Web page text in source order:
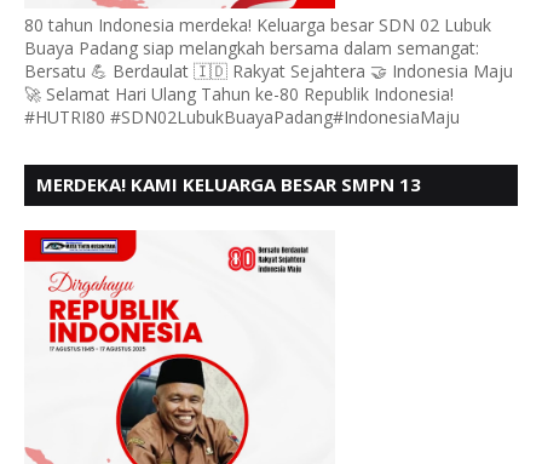
80 tahun Indonesia merdeka! Keluarga besar SDN 02 Lubuk
Buaya Padang siap melangkah bersama dalam semangat:
Bersatu 💪 Berdaulat 🇮🇩 Rakyat Sejahtera 🤝 Indonesia Maju
🚀 Selamat Hari Ulang Tahun ke-80 Republik Indonesia!
#HUTRI80 #SDN02LubukBuayaPadang#IndonesiaMaju
MERDEKA! KAMI KELUARGA BESAR SMPN 13